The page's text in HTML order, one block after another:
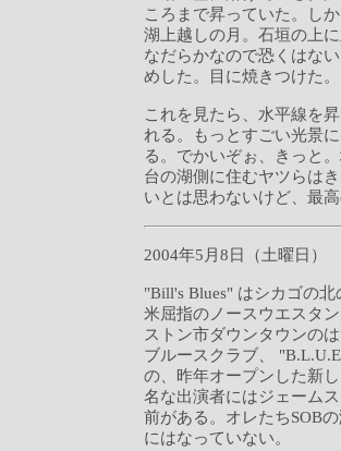
ころまで昇っていた。し
湖上越しの月。石垣の上
なだらかなので恐くはな
めした。目に焼きつけ
これを見たら、水平線を
れる。もっとすごい光景
る。でかいぞぉ、きっと
台の湖側に住むヤツらは
いとは思わないけど、最
2004年5月8日（土曜日）
"Bill's Blues" はシカゴの
米屈指のノースウエスタ
ストン市ダウンタウンの
ブルースクラブ、
の、昨年オープンした新
名な出演者にはジェーム
前がある。オレたちSOB
にはなっていない。